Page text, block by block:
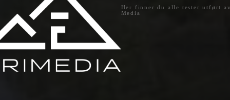
Her finner du alle tester utført
Media